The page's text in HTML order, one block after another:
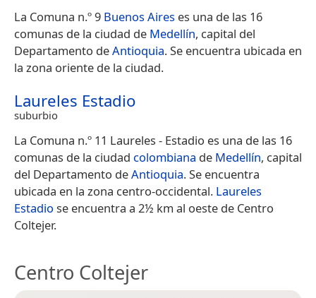
La Comuna n.º 9 Buenos Aires es una de las 16
comunas de la ciudad de Medellín, capital del
Departamento deAntioquia. Se encuentra ubicada en
la zona oriente de la ciudad.
Laureles Estadio
suburbio
La Comuna n.º 11 Laureles - Estadio es una de las 16
comunas de la ciudad colombiana de Medellín, capital
del Departamento deAntioquia. Se encuentra
ubicada en la zona centro-occidental. Laureles
Estadio se encuentra a 2½ km al oeste de Centro
Coltejer.
Centro Coltejer